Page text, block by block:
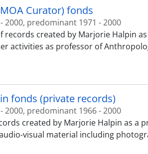
Curator) fonds
2000, predominant 1971 - 2000
records created by Marjorie Halpin
activities as professor of
fonds (private records)
2000, predominant 1966 - 2000
created by Marjorie Halpin as a
visual material including